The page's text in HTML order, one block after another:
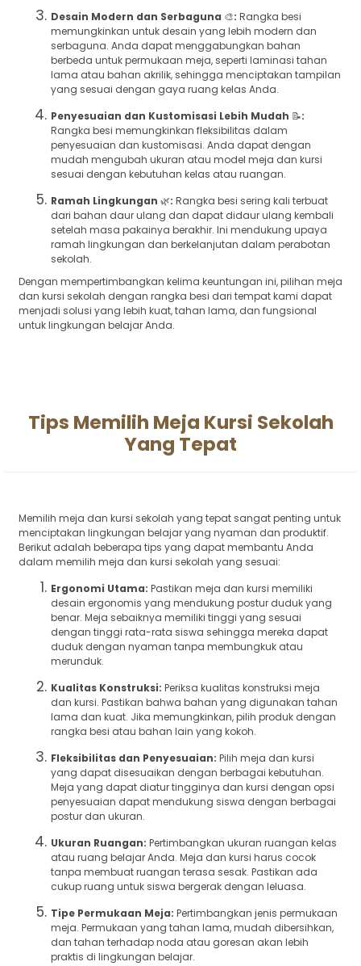
Desain Modern dan Serbaguna 🎨: Rangka besi
memungkinkan untuk desain yang lebih modern dan
serbaguna. Anda dapat menggabungkan bahan
berbeda untuk permukaan meja, seperti laminasi tahan
lama atau bahan akrilik, sehingga menciptakan tampilan
yang sesuai dengan gaya ruang kelas Anda.
Penyesuaian dan Kustomisasi Lebih Mudah 📝:
Rangka besi memungkinkan fleksibilitas dalam
penyesuaian dan kustomisasi. Anda dapat dengan
mudah mengubah ukuran atau model meja dan kursi
sesuai dengan kebutuhan kelas atau ruangan.
Ramah Lingkungan 🌿: Rangka besi sering kali terbuat
dari bahan daur ulang dan dapat didaur ulang kembali
setelah masa pakainya berakhir. Ini mendukung upaya
ramah lingkungan dan berkelanjutan dalam perabotan
sekolah.
Dengan mempertimbangkan kelima keuntungan ini, pilihan meja
dan kursi sekolah dengan rangka besi dari tempat kami dapat
menjadi solusi yang lebih kuat, tahan lama, dan fungsional
untuk lingkungan belajar Anda.
Tips Memilih Meja Kursi Sekolah
Yang Tepat
Memilih meja dan kursi sekolah yang tepat sangat penting untuk
menciptakan lingkungan belajar yang nyaman dan produktif.
Berikut adalah beberapa tips yang dapat membantu Anda
dalam memilih meja dan kursi sekolah yang sesuai:
Ergonomi Utama: Pastikan meja dan kursi memiliki
desain ergonomis yang mendukung postur duduk yang
benar. Meja sebaiknya memiliki tinggi yang sesuai
dengan tinggi rata-rata siswa sehingga mereka dapat
duduk dengan nyaman tanpa membungkuk atau
merunduk.
Kualitas Konstruksi: Periksa kualitas konstruksi meja
dan kursi. Pastikan bahwa bahan yang digunakan tahan
lama dan kuat. Jika memungkinkan, pilih produk dengan
rangka besi atau bahan lain yang kokoh.
Fleksibilitas dan Penyesuaian: Pilih meja dan kursi
yang dapat disesuaikan dengan berbagai kebutuhan.
Meja yang dapat diatur tingginya dan kursi dengan opsi
penyesuaian dapat mendukung siswa dengan berbagai
postur dan ukuran.
Ukuran Ruangan: Pertimbangkan ukuran ruangan kelas
atau ruang belajar Anda. Meja dan kursi harus cocok
tanpa membuat ruangan terasa sesak. Pastikan ada
cukup ruang untuk siswa bergerak dengan leluasa.
Tipe Permukaan Meja: Pertimbangkan jenis permukaan
meja. Permukaan yang tahan lama, mudah dibersihkan,
dan tahan terhadap noda atau goresan akan lebih
praktis di lingkungan belajar.